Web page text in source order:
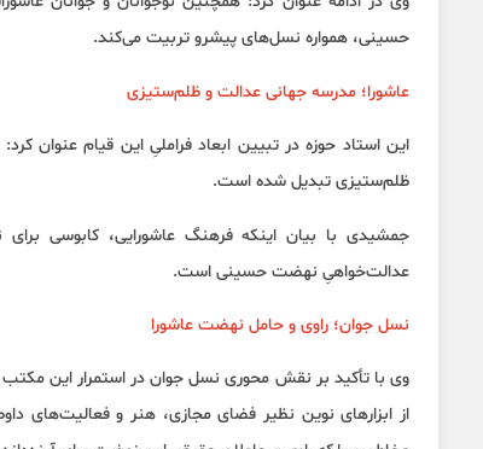
حسینی، همواره نسل‌های پیشرو تربیت می‌کند.
عاشورا؛ مدرسه جهانی عدالت و ظلم‌ستیزی
این استاد حوزه در تبیین ابعاد فراملیِ این قیام عنوان
ظلم‌ستیزی تبدیل شده است.
جمشیدی با بیان اینکه فرهنگ عاشورایی، کابوسی
عدالت‌خواهیِ نهضت حسینی است.
نسل جوان؛ راوی و حامل نهضت عاشورا
وی با تأکید بر نقش محوری نسل جوان در استمرار این مکتب
از ابزارهای نوین نظیر فضای مجازی، هنر و فعالیت‌های